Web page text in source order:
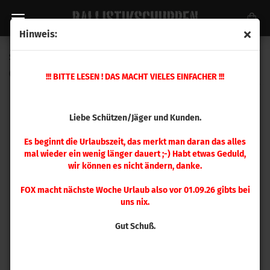
Hinweis:
!!! BITTE LESEN ! DAS MACHT VIELES EINFACHER !!!
Liebe Schützen/Jäger und Kunden.
Es beginnt die Urlaubszeit, das merkt man daran das alles
mal wieder ein wenig länger dauert ;-) Habt etwas Geduld,
wir können es nicht ändern, danke.
FOX macht nächste Woche Urlaub also vor 01.09.26 gibts bei
uns nix.
Gut Schuß.
Sierra .308 Varminter 135gr 100 Stück
2124)